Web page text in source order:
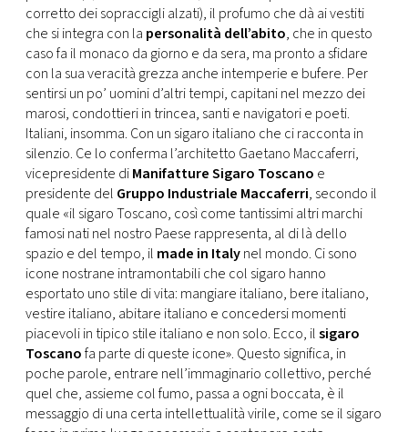
corretto dei sopraccigli alzati), il profumo che dà ai vestiti
che si integra con la personalità dell’abito, che in questo
caso fa il monaco da giorno e da sera, ma pronto a sfidare
con la sua veracità grezza anche intemperie e bufere. Per
sentirsi un po’ uomini d’altri tempi, capitani nel mezzo dei
marosi, condottieri in trincea, santi e navigatori e poeti.
Italiani, insomma. Con un sigaro italiano che ci racconta in
silenzio. Ce lo conferma l’architetto Gaetano Maccaferri,
vicepresidente diManifatture Sigaro Toscano e
presidente del Gruppo Industriale Maccaferri, secondo il
quale «il sigaro Toscano, così come tantissimi altri marchi
famosi nati nel nostro Paese rappresenta, al di là dello
spazio e del tempo, il made in Italynel mondo. Ci sono
icone nostrane intramontabili che col sigaro hanno
esportato uno stile di vita: mangiare italiano, bere italiano,
vestire italiano, abitare italiano e concedersi momenti
piacevoli in tipico stile italiano e non solo. Ecco, ilsigaro
Toscanofa parte di queste icone». Questo significa, in
poche parole, entrare nell’immaginario collettivo, perché
quel che, assieme col fumo, passa a ogni boccata, è il
messaggio di una certa intellettualità virile, come se il sigaro